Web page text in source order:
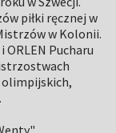
piłki ręcznej w
w Kolonii.
ORLEN Pucharu
olimpijskich,